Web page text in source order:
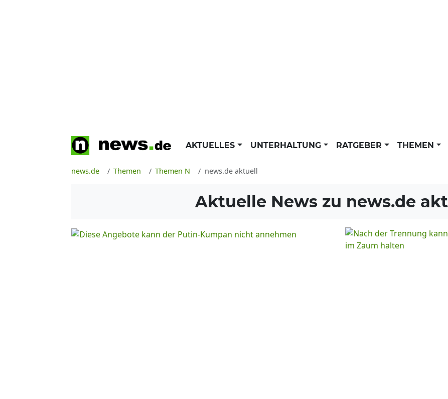
AKTUELLES UNTERHALTUNG RATGEBER THEMEN
news.de Themen Themen N news.de aktuell
Aktuelle News zu news.de